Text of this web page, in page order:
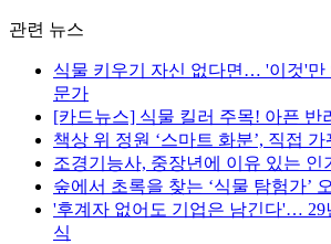
관련 뉴스
식물 키우기 자신 없다면… '이것'만
문가
[카드뉴스] 식물 킬러 주목! 아픈 반
책상 위 정원 ‘스마트 화분’, 직접
조경기능사, 중장년에 이유 있는 인
숲에서 초록을 찾는 ‘식물 탐험가’
'후계자 없어도 기업은 남긴다'… 29
식